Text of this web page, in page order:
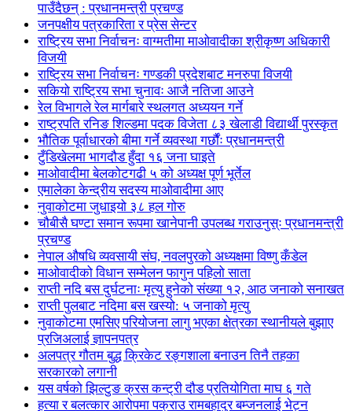
पाउँदैछन् : प्रधानमन्त्री प्रचण्ड
जनपक्षीय पत्रकारिता र प्रेस सेन्टर
राष्ट्रिय सभा निर्वाचनः वाग्मतीमा माओवादीका श्रीकृष्ण अधिकारी
विजयी
राष्ट्रिय सभा निर्वाचनः गण्डकी प्रदेशबाट मनरुपा विजयी
सकियो राष्ट्रिय सभा चुनावः आजै नतिजा आउने
रेल विभागले रेल मार्गबारे स्थलगत अध्ययन गर्ने
राष्ट्रपति रनिङ शिल्डमा पदक विजेता ८३ खेलाडी विद्यार्थी पुरस्कृत
भौतिक पूर्वाधारको बीमा गर्ने व्यवस्था गर्छौंः प्रधानमन्त्री
टुँडिखेलमा भागदौड हुँदा १६ जना घाइते
माओवादीमा बेलकोटगढी ५ को अध्यक्ष पूर्ण भूर्तेल
एमालेका केन्द्रीय सदस्य माओ‌वादीमा आए
नुवाकोटमा जुधाइयो ३८ हल गोरु
चौबीसै घण्टा समान रूपमा खानेपानी उपलब्ध गराउनुस्ः प्रधानमन्त्री
प्रचण्ड
नेपाल औषधि व्यवसायी संघ, नवलपुरको अध्यक्षमा विष्णु कँडेल
माओवादीको विधान सम्मेलन फागुन पहिलो साता
राप्ती नदि बस दुर्घटनाः मृत्यु हुनेको संख्या १२, आठ जनाको सनाखत
राप्ती पुलबाट नदिमा बस खस्यो: ५ जनाको मृत्यु
नुवाकोटमा एमसिए परियोजना लागु भएका क्षेत्रका स्थानीयले बुझाए
प्रजिअलाई ज्ञापनपत्र
अलपत्र गौतम बुद्ध क्रिकेट रङ्गशाला बनाउन तिनै तहका
सरकारको लगानी
यस वर्षको झिल्टुङ क्रस कन्ट्री दौड प्रतियोगिता माघ ६ गते
हत्या र बलत्कार आरोपमा पक्राउ रामबहादुर बम्जनलाई भेट्न